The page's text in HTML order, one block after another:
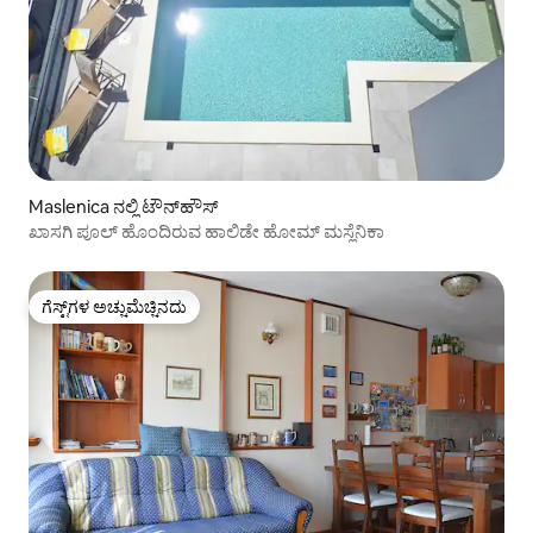
Maslenica ನಲ್ಲಿ ಟೌನ್‌ಹೌಸ್
ಖಾಸಗಿ ಪೂಲ್ ಹೊಂದಿರುವ ಹಾಲಿಡೇ ಹೋಮ್ ಮಸ್ಲೆನಿಕಾ
ಗೆಸ್ಟ್‌ಗಳ ಅಚ್ಚುಮೆಚ್ಚಿನದು
ಗೆಸ್ಟ್‌ಗಳ ಅಚ್ಚುಮೆಚ್ಚಿನದು